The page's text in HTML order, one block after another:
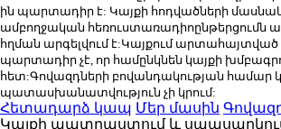
ին պարտադիր է: Կայքի հոդվածների
ամբողջական հեռուստառադիոընթերցումն
հղման արգելվում է:Կայքում արտահայտված
պարտադիր չէ, որ համընկնեն կայքի
հետ:Գովազդների բովանդակության համար
պատասխանատվություն չի կրում:
Հետադարձ կապ Մեր մասին
Կայքի պատրաստում և